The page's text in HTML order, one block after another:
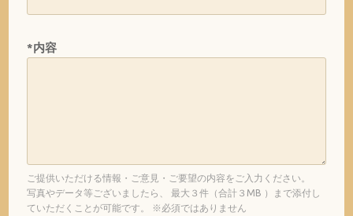
*内容
ご提供いただける情報・ご意見・ご要望の内容をご入力ください。
写真やデータ等ございましたら、 最大３件（合計３MB ）まで添付し
ていただくことが可能です。 ※必須ではありません